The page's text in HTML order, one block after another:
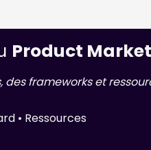
Product
frameworks et
• Ressources